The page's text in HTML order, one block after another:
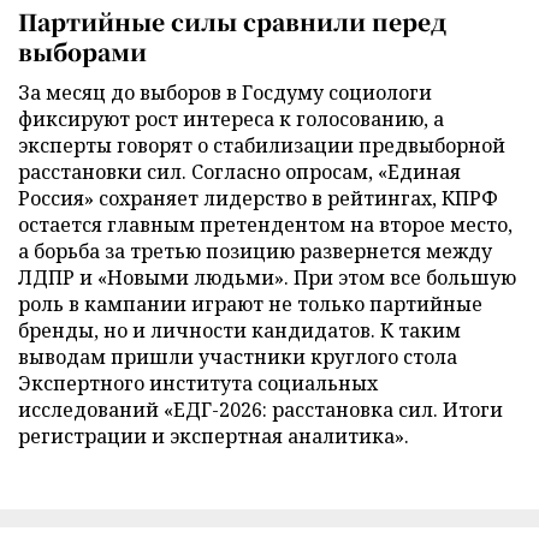
Партийные силы сравнили перед
выборами
За месяц до выборов в Госдуму социологи
фиксируют рост интереса к голосованию, а
эксперты говорят о стабилизации предвыборной
расстановки сил. Согласно опросам, «Единая
Россия» сохраняет лидерство в рейтингах, КПРФ
остается главным претендентом на второе место,
а борьба за третью позицию развернется между
ЛДПР и «Новыми людьми». При этом все большую
роль в кампании играют не только партийные
бренды, но и личности кандидатов. К таким
выводам пришли участники круглого стола
Экспертного института социальных
исследований «ЕДГ-2026: расстановка сил. Итоги
регистрации и экспертная аналитика».